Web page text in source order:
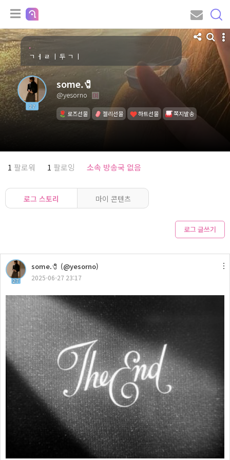
.
ㄱ ㅓ ㄹ ㅣ 두 ㄱ ㅣ
27
some.🧷
@yesorno
로즈선물 젤리선물 하트선물 쪽지발송
1 팔로워 1 팔로잉 소속 방송국 없음
로그 스토리 마이 콘텐츠
로그 글쓰기
27
some.🧷 (@yesorno)
2025-06-27 23:17